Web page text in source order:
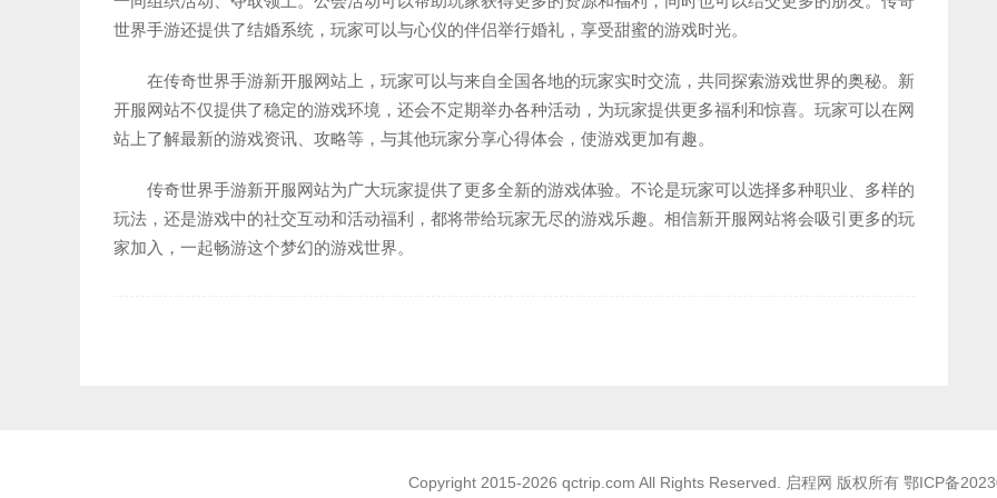
世界手游还提供了结婚系统，玩家可以与心仪的伴侣举行婚礼，享受甜蜜的游戏时光。
在传奇世界手游新开服网站上，玩家可以与来自全国各地的玩家实时交流，共同探索游戏世界的奥秘。新
开服网站不仅提供了稳定的游戏环境，还会不定期举办各种活动，为玩家提供更多福利和惊喜。玩家可以在网
站上了解最新的游戏资讯、攻略等，与其他玩家分享心得体会，使游戏更加有趣。
传奇世界手游新开服网站为广大玩家提供了更多全新的游戏体验。不论是玩家可以选择多种职业、多样的
玩法，还是游戏中的社交互动和活动福利，都将带给玩家无尽的游戏乐趣。相信新开服网站将会吸引更多的玩
家加入，一起畅游这个梦幻的游戏世界。
Copyright 2015-2026 qctrip.com All Rights Reserved. 启程网 版权所有 鄂ICP备